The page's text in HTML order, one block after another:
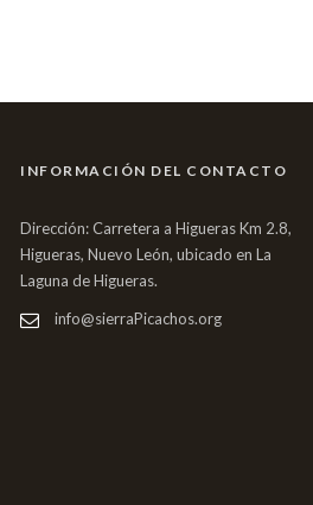
INFORMACIÓN DEL CONTACTO
Dirección: Carretera a Higueras Km 2.8,
Higueras, Nuevo León, ubicado en La
Laguna de Higueras.
info@sierraPicachos.org